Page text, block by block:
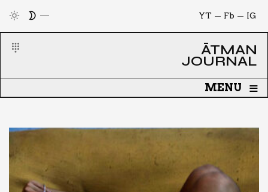
IG
Fb
YT
ĀTMAN
JOURNAL
MENU ≡